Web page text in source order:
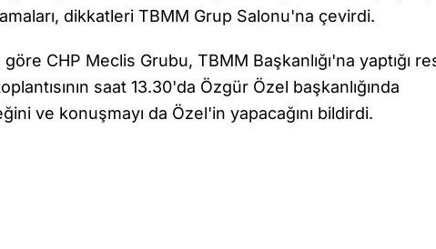
dikkatleri TBMM Grup Salonu'na çevirdi.
CHP Meclis Grubu, TBMM Başkanlığı'na yaptığı
saat 13.30'da Özgür Özel başkanlığında
ve konuşmayı da Özel'in yapacağını bildirdi.